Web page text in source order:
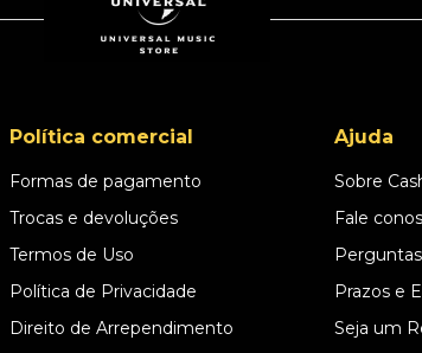
Política comercial
Formas de pagamento
Trocas e devoluções
Termos de Uso
Política de Privacidade
Direito de Arrependimento
Ajuda
Sobre
Fale
Prazos e
Seja um